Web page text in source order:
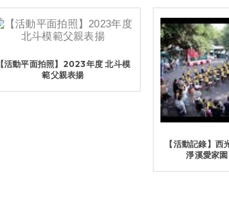
【活動平面拍照】2023年度 北斗模
範父親表揚
【活動記錄】
淨溪愛家